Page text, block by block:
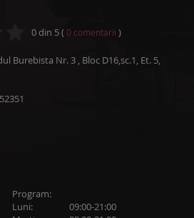
0din 5( 0 comentarii )
Burebista Nr. 3 , Bloc D16,sc.1, Et. 5,
Program:
Luni:
09:00-21:00